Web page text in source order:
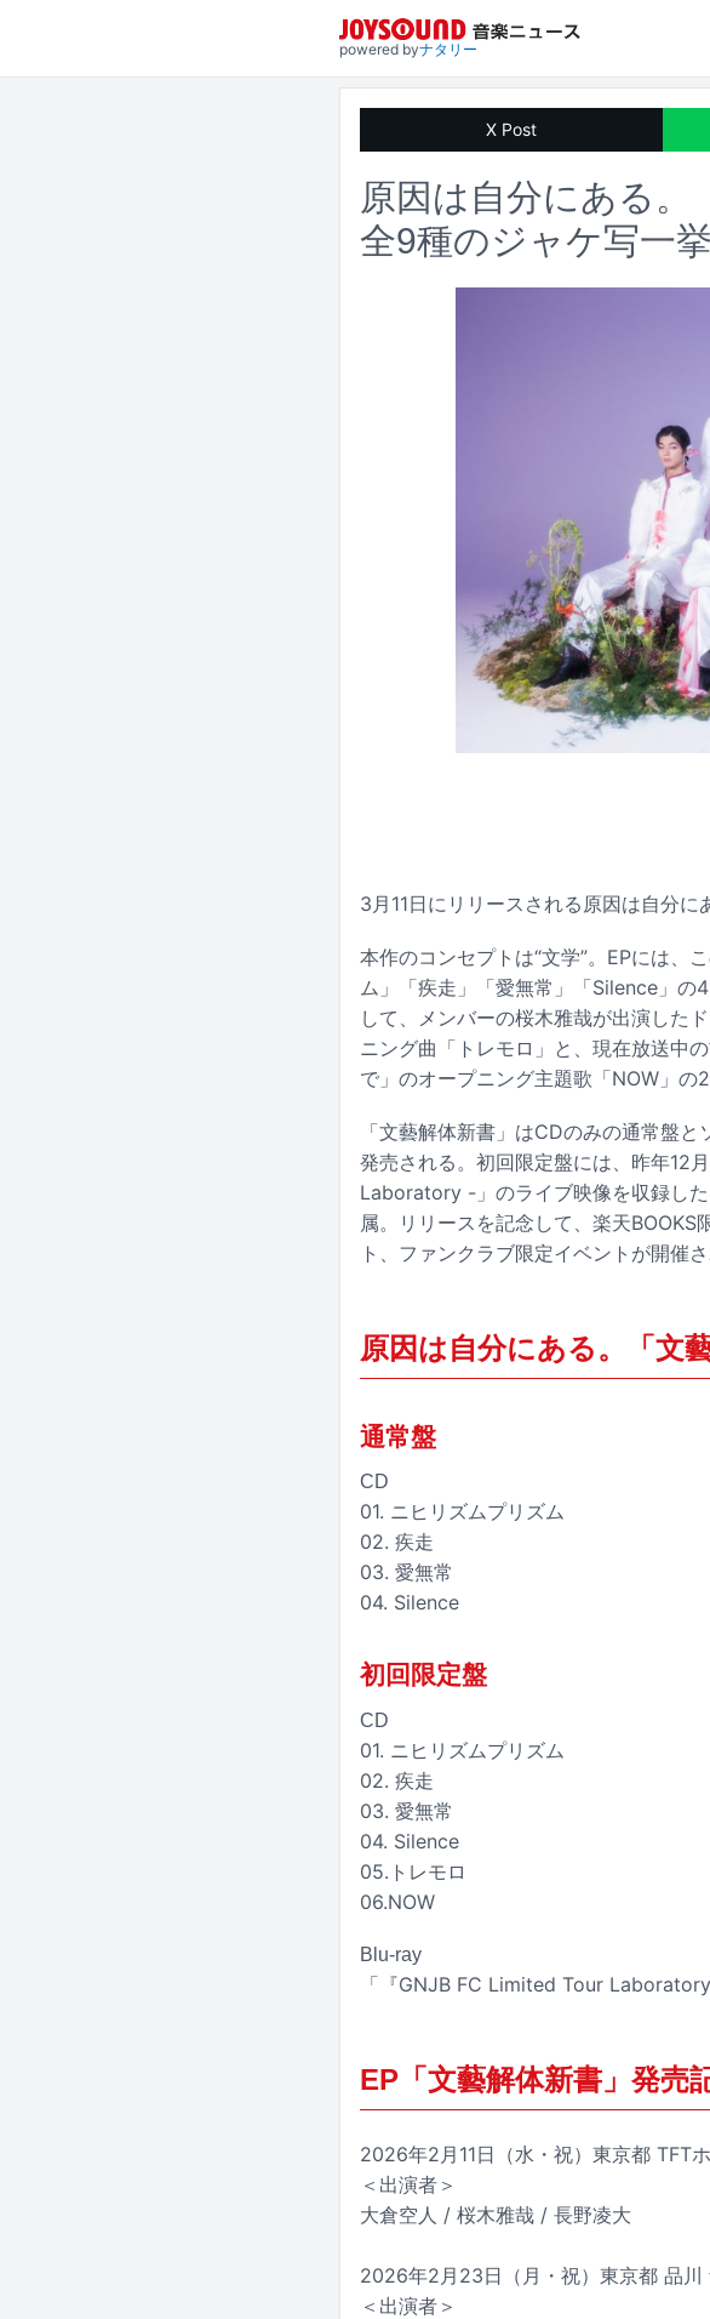
powered byナタリー
X Post
原因は自分にある。
全9種のジャケ写一
3月11日にリリースされる原因は自分に
本作のコンセプトは“文学”。EPには、
ム」「疾走」「愛無常」「Silence」の
して、メンバーの桜木雅哉が出演した
ニング曲「トレモロ」と、現在放送中
で」のオープニング主題歌「NOW」の2
「文藝解体新書」はCDのみの通常盤
発売される。初回限定盤には、昨年12
Laboratory -」のライブ映像を収録し
属。リリースを記念して、楽天
ト、ファンクラブ限定イベントが開催さ
原因は自分にある。「文
通常盤
CD
01. ニヒリズムプリズム
02. 疾走
03. 愛無常
04. Silence
初回限定盤
CD
01. ニヒリズムプリズム
02. 疾走
03. 愛無常
04. Silence
05.トレモロ
06.NOW
Blu-ray
「『GNJB FC Limited Tour
EP「文藝解体新書」発売
2026年2月11日（水・祝）東京都 TFT
＜出演者＞
大倉空人 / 桜木雅哉 / 長野凌大
2026年2月23日（月・祝）東京都 品
＜出演者＞